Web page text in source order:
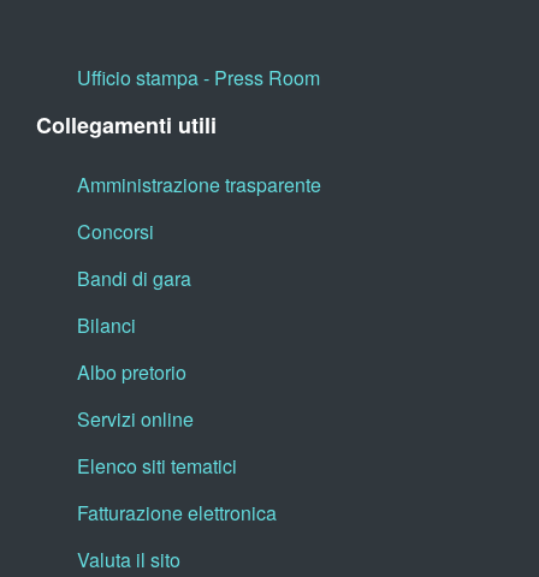
Ufficio stampa - Press Room
Collegamenti utili
Amministrazione trasparente
Concorsi
Bandi di gara
Bilanci
Albo pretorio
Servizi online
Elenco siti tematici
Fatturazione elettronica
Valuta il sito